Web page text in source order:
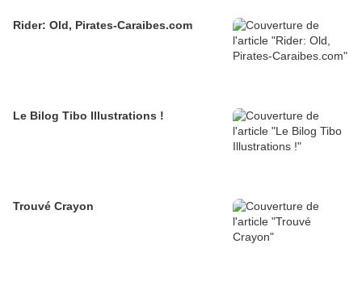
Rider: Old, Pirates-Caraibes.com
Le Bilog Tibo Illustrations !
Trouvé Crayon